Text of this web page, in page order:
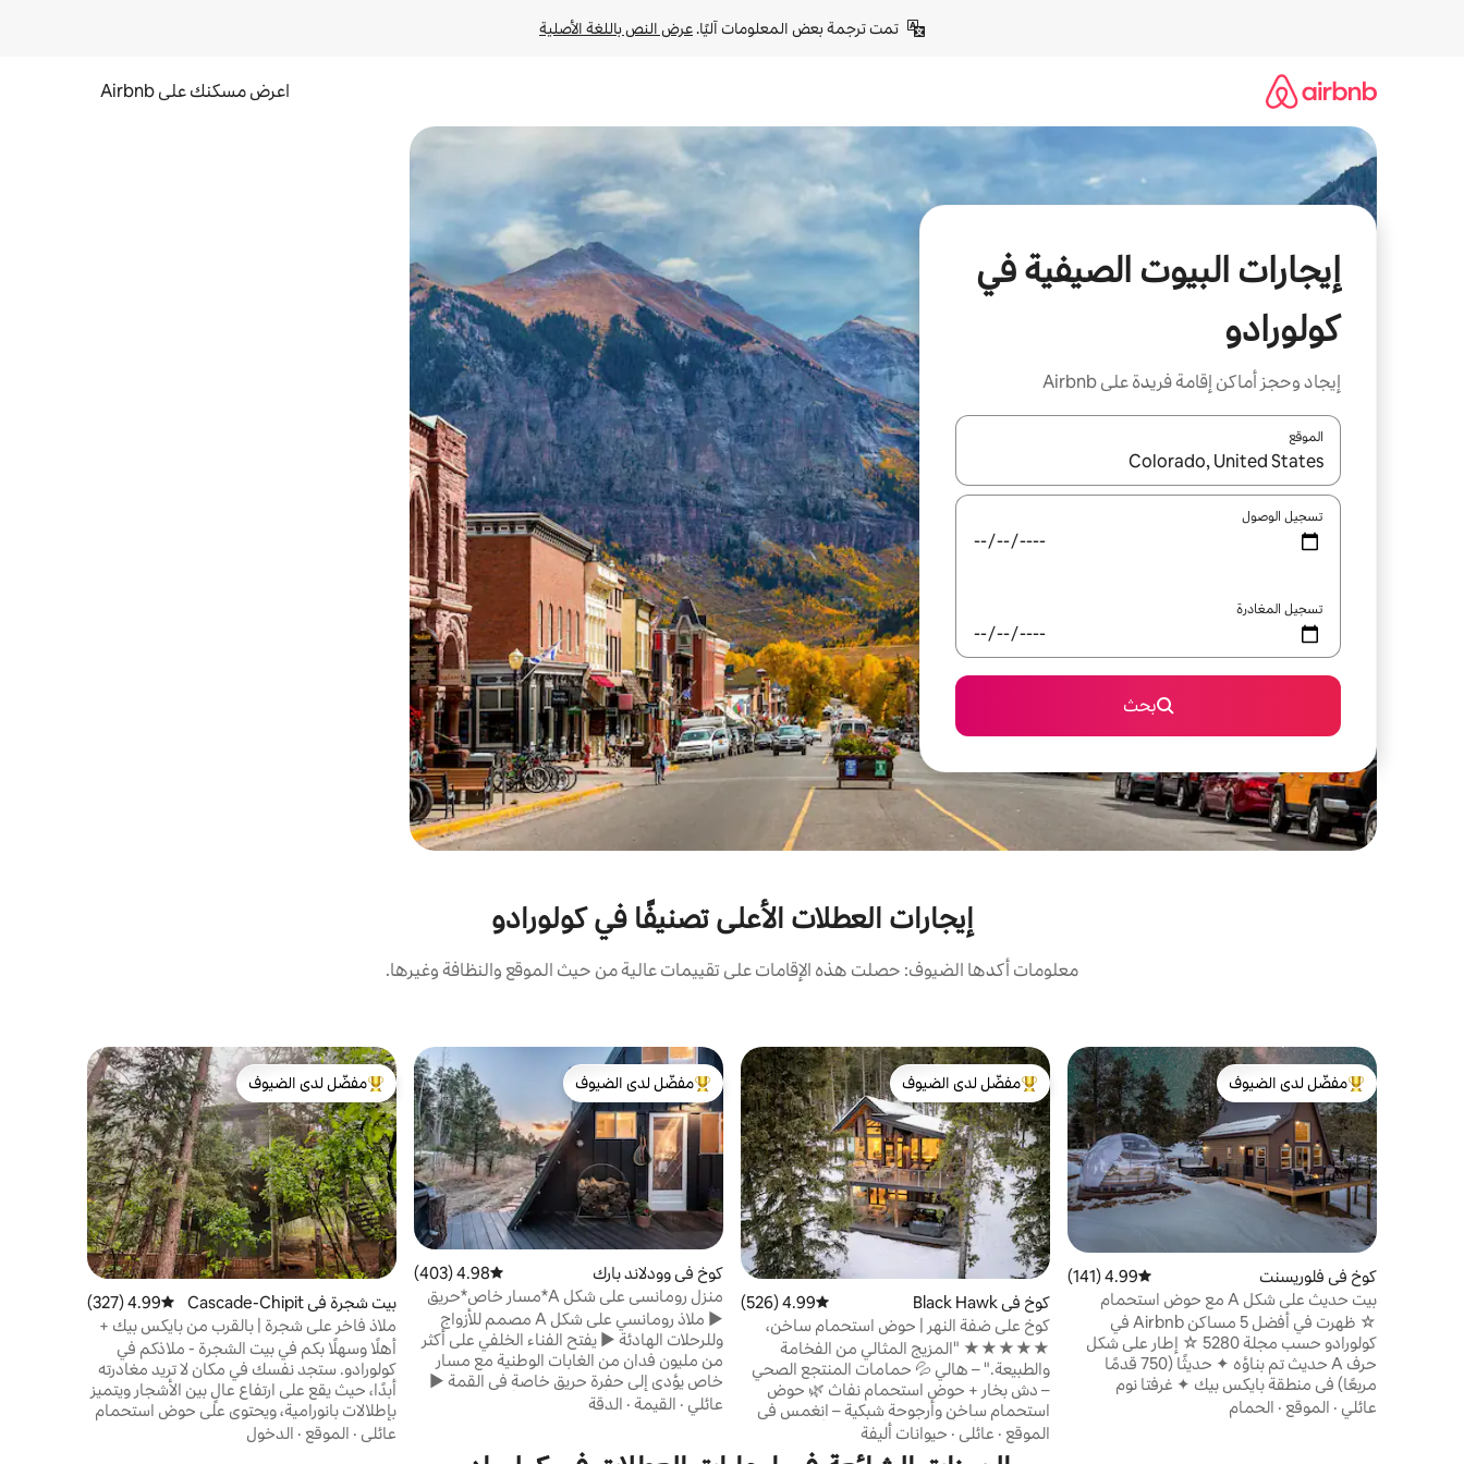
تمت ترجمة بعض المعلومات آليًا. عرض النص باللغة الأصلية
اعرض مسكنك على Airbnb
إيجارات البيوت الصيفية في
كولورادو
إيجاد وحجز أماكن إقامة فريدة على Airbnb
الموقع
عند توفر النتائج، انتقل باستخدام السهمين لأعلى ولأسفل أو استكشف عن طريق اللمس أو السحب.
تسجيل الوصول
تسجيل المغادرة
بحث
إيجارات العطلات الأعلى تصنيفًا في كولورادو
معلومات أكدها الضيوف: حصلت هذه الإقامات على تقييمات عالية من حيث الموقع والنظافة وغيرها.
من أبرز البيوت المفضّلة لدى الضيوف
مفضّل لدى الضيوف
كوخ في فلوريسنت متوسط التقييم 4.99 من 5، 141 مراجعات
4.99 (141)
بيت حديث على شكل A مع حوض استحمام
ساخن + قبة لمراقبة النجوم
☆ ظهرت في أفضل 5 مساكن Airbnb في
كولورادو حسب مجلة 5280 ☆ إطار على شكل
حرف A حديث تم بناؤه ✦ حديثًا (750 قدمًا
مربعًا) في منطقة بايكس بيك ✦ غرفتا نوم
مريحتان (بما في ذلك شقة علوية) ✦ حوض
استحمام ساخن خاص مزود بنافورات ✦ قبة
عائلي · الموقع · الحمام
من أبرز البيوت المفضّلة لدى الضيوف
مفضّل لدى الضيوف
كوخ في Black Hawk متوسط التقييم 4.99 من 5، 526 مراجعات
4.99 (526)
كوخ على ضفة النهر | حوض استحمام ساخن،
موقد نار خارجي، دش بخار
★★★★★ "المزيج المثالي من الفخامة
والطبيعة." – هالي 💦 حمامات المنتجع الصحي
– دش بخار + حوض استحمام نفاث 🌿 حوض
استحمام ساخن وأرجوحة شبكية – انغمس في
كريك سايد أو تأرجح بين الأشجار 🔥 أمسيات
مريحة – حفرة نار وشواية للشواء ومواقد وتدفئة
الموقع · عائلي · حيوانات أليفة
من أبرز البيوت المفضّلة لدى الضيوف
مفضّل لدى الضيوف
كوخ في وودلاند بارك متوسط التقييم 4.98 من 5، 403 مراجعات
4.98 (403)
منزل رومانسي على شكل A*مسار خاص*حريق
غابة*مشاهدة النجوم
► ملاذ رومانسي على شكل A مصمم للأزواج
وللرحلات الهادئة ► يفتح الفناء الخلفي على أكثر
من مليون فدان من الغابات الوطنية مع مسار
خاص يؤدي إلى حفرة حريق خاصة في القمة ►
حفرة نار خارجية لتأمل النجوم والأمسيات الهادئة
► تم تصميمه بعناية من قبل شركة بوتيك
عائلي · القيمة · الدقة
من أبرز البيوت المفضّلة لدى الضيوف
مفضّل لدى الضيوف
بيت شجرة في Cascade-Chipit
a Park
متوسط التقييم 4.99 من 5، 327 مراجعات
4.99 (327)
ملاذ فاخر على شجرة | بالقرب من بايكس بيك +
إطلالات
أهلًا وسهلًا بكم في بيت الشجرة - ملاذكم في
كولورادو. ستجد نفسك في مكان لا تريد مغادرته
أبدًا، حيث يقع على ارتفاع عالٍ بين الأشجار ويتميز
بإطلالات بانورامية، ويحتوي على حوض استحمام
ضخم، وبار قهوة يقدم القهوة المحلية، وشرفتين،
عائلي · الموقع · الدخول